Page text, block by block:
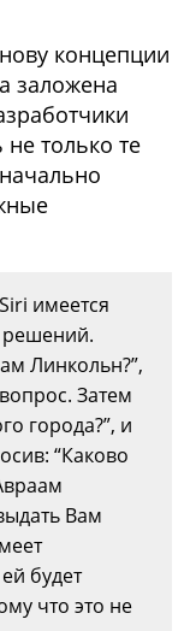
концепции
заложена
только те
имеется
решений.
Линкольн?”,
Затем
города?”, и
“Каково
Вам
будет
что это не